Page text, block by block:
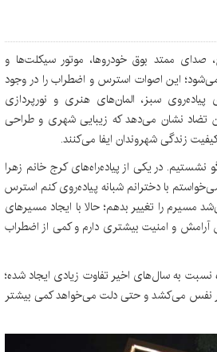
صدای ممتد بوق خودروها، موتور سیکلت‌ها و
این اصوات استرس و اضطراب را در وجود
سبز، المان‌های هنری و نورپردازی
تضاد نشان می‌دهد که زیبایی شهری و طراحی
زندگی شهروندان ایفا می‌کنند.
در یکی از پیاده‌راه‌های کرج خانم زهرا
با دخترانم شبانه پیاده‌روی کنم استرس
را تغییر بدهم؛ حالا با ایجاد مسیرهای
آرامش و امنیت بیشتری دارم و کمی از اضطراب
نسبت به سال‌های اخیر تفاوت زیادی ایجاد شده؛
نفس می‌کشد و حتی دلت می‌خواهد کمی بیشتر